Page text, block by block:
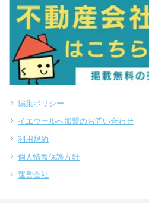
編集ポリシー
イエウールへ加盟のお問い合わせ
利用規約
個人情報保護方針
運営会社